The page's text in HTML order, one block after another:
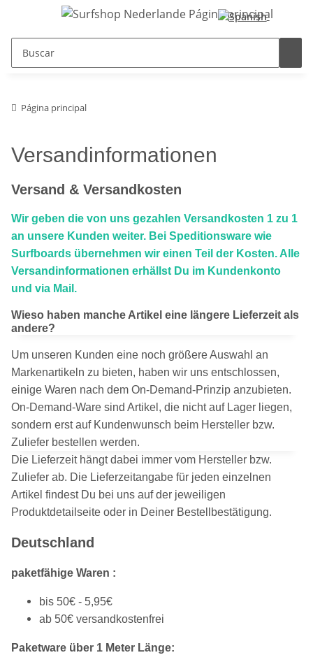
Página principal
Versandinformationen
Versand & Versandkosten
Wir geben die von uns gezahlen Versandkosten 1 zu 1
an unsere Kunden weiter. Bei Speditionsware wie
Surfboards übernehmen wir einen Teil der Kosten. Alle
Versandinformationen erhällst Du im Kundenkonto
und via Mail.
Wieso haben manche Artikel eine längere Lieferzeit als
andere?
Um unseren Kunden eine noch größere Auswahl an
Markenartikeln zu bieten, haben wir uns entschlossen,
einige Waren nach dem On-Demand-Prinzip anzubieten.
On-Demand-Ware sind Artikel, die nicht auf Lager liegen,
sondern erst auf Kundenwunsch beim Hersteller bzw.
Zuliefer bestellen werden.
Die Lieferzeit hängt dabei immer vom Hersteller bzw.
Zuliefer ab. Die Lieferzeitangabe für jeden einzelnen
Artikel findest Du bei uns auf der jeweiligen
Produktdetailseite oder in Deiner Bestellbestätigung.
Deutschland
paketfähige Waren :
bis 50€ - 5,95€
ab 50€ versandkostenfrei
Paketware über 1 Meter Länge: